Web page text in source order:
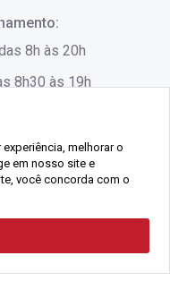
Florianópolis -
Salas 1, 2 e 3 -
8h às 20h
8h30 às 19h
O - Todos os direitos
37
melhorar o
em nosso site e
você concorda com o